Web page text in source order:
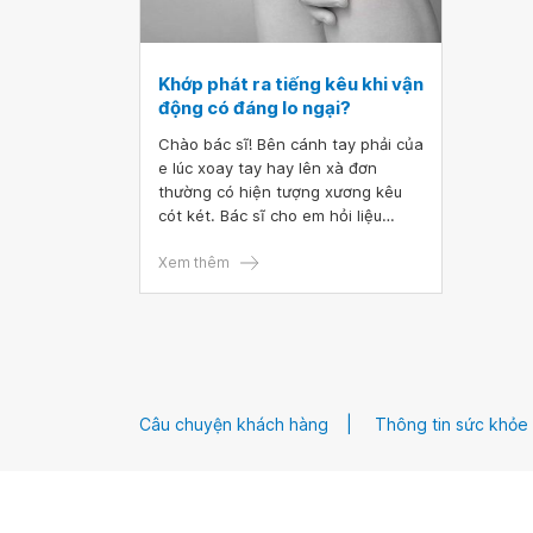
Khớp phát ra tiếng kêu khi vận
động có đáng lo ngại?
Chào bác sĩ! Bên cánh tay phải của
e lúc xoay tay hay lên xà đơn
thường có hiện tượng xương kêu
cót két. Bác sĩ cho em hỏi liệu
Xem thêm
Câu chuyện khách hàng Thông tin sức khỏe